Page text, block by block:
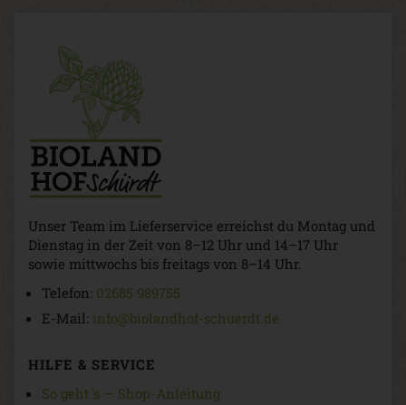
Unser Team im Lieferservice erreichst du Montag und
Dienstag in der Zeit von 8–12 Uhr und 14–17 Uhr
sowie mittwochs bis freitags von 8–14 Uhr.
Telefon: 02685 989755
E-Mail: info@biolandhof-schuerdt.de
HILFE & SERVICE
So geht 's — Shop-Anleitung